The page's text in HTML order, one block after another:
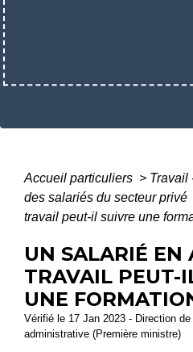
Accueil particuliers > Travail
des salariés du secteur privé
travail peut-il suivre une
UN SALARIÉ EN
TRAVAIL PEUT-
UNE
Vérifié le 17 Jan 2023 - Direction
administrative (Première ministre)